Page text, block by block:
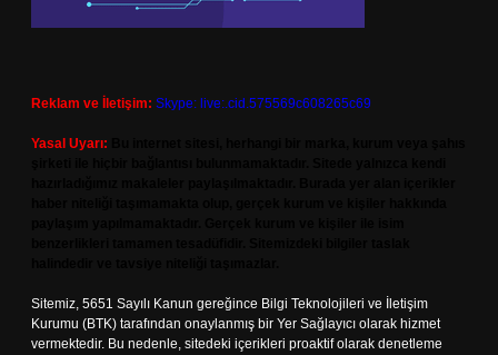
Reklam ve İletişim: Skype: live:.cid.575569c608265c69
Yasal Uyarı:
Sitemiz, 5651 Sayılı Kanun gereğince Bilgi Teknolojileri ve İletişim
Kurumu (BTK) tarafından onaylanmış bir Yer Sağlayıcı olarak hizmet
vermektedir. Bu nedenle, sitedeki içerikleri proaktif olarak denetleme